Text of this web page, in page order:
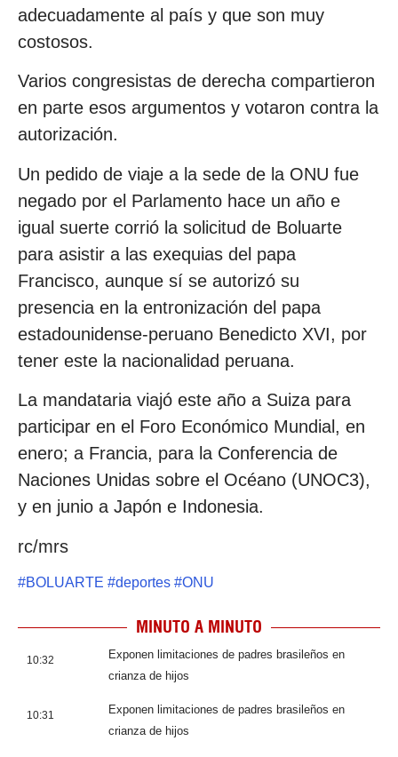
adecuadamente al país y que son muy
costosos.
Varios congresistas de derecha compartieron
en parte esos argumentos y votaron contra la
autorización.
Un pedido de viaje a la sede de la ONU fue
negado por el Parlamento hace un año e
igual suerte corrió la solicitud de Boluarte
para asistir a las exequias del papa
Francisco, aunque sí se autorizó su
presencia en la entronización del papa
estadounidense-peruano Benedicto XVI, por
tener este la nacionalidad peruana.
La mandataria viajó este año a Suiza para
participar en el Foro Económico Mundial, en
enero; a Francia, para la Conferencia de
Naciones Unidas sobre el Océano (UNOC3),
y en junio a Japón e Indonesia.
rc/mrs
#BOLUARTE #deportes #ONU
MINUTO A MINUTO
10:32
Exponen limitaciones de padres brasileños en
crianza de hijos
10:31
Exponen limitaciones de padres brasileños en
crianza de hijos